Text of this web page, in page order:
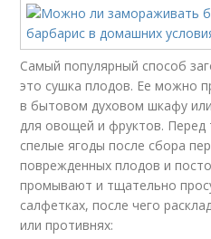
Самый популярный способ
это сушка плодов. Ее можно
в бытовом духовом шкафу
для овощей и фруктов. Перед
спелые ягоды после сбора
поврежденных плодов и
промывают и тщательно
салфетках, после чего
или противнях: